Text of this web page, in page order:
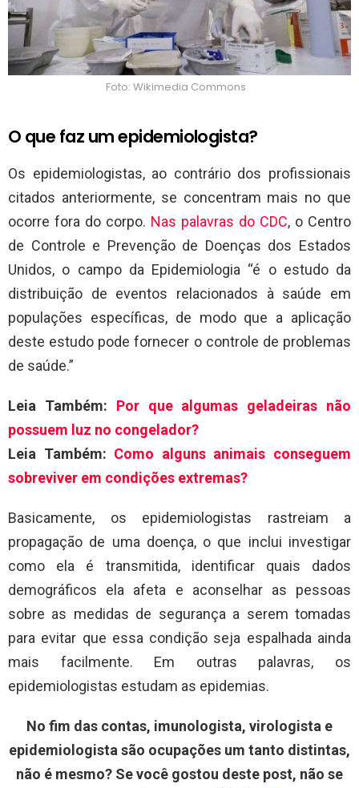
Foto: Wikimedia Commons
O que faz um epidemiologista?
Os epidemiologistas, ao contrário dos profissionais
citados anteriormente, se concentram mais no que
ocorre fora do corpo. Nas palavras do CDC, o Centro
de Controle e Prevenção de Doenças dos Estados
Unidos, o campo da Epidemiologia “é o estudo da
distribuição de eventos relacionados à saúde em
populações específicas, de modo que a aplicação
deste estudo pode fornecer o controle de problemas
de saúde.”
Leia Também: Por que algumas geladeiras não
possuem luz no congelador?
Leia Também: Como alguns animais conseguem
sobreviver em condições extremas?
Basicamente, os epidemiologistas rastreiam a
propagação de uma doença, o que inclui investigar
como ela é transmitida, identificar quais dados
demográficos ela afeta e aconselhar as pessoas
sobre as medidas de segurança a serem tomadas
para evitar que essa condição seja espalhada ainda
mais facilmente. Em outras palavras, os
epidemiologistas estudam as epidemias.
No fim das contas, imunologista, virologista e
epidemiologista são ocupações um tanto distintas,
não é mesmo? Se você gostou deste post, não se